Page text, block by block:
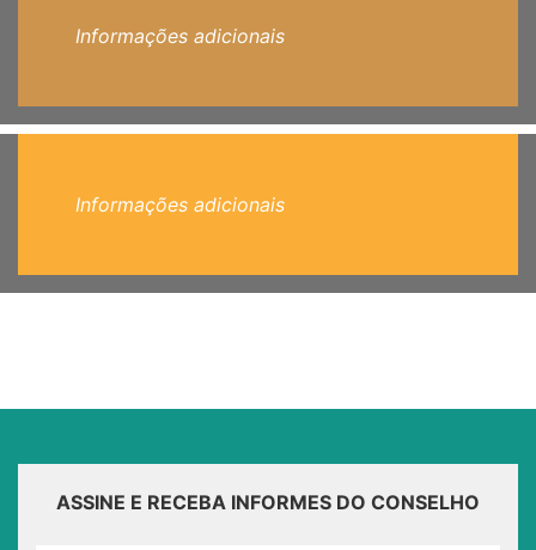
Informações adicionais
Informações adicionais
ASSINE E RECEBA INFORMES DO CONSELHO